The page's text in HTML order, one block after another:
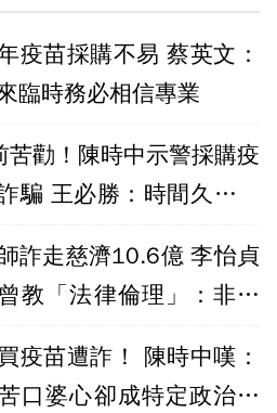
疫苗採購不易 蔡英文：
臨時務必相信專業
苦勸！陳時中示警採購疫
騙 王必勝：時間久看出
詐走慈濟10.6億 李怡貞
教「法律倫理」：非常
疫苗遭詐！ 陳時中嘆：
口婆心卻成特定政治人